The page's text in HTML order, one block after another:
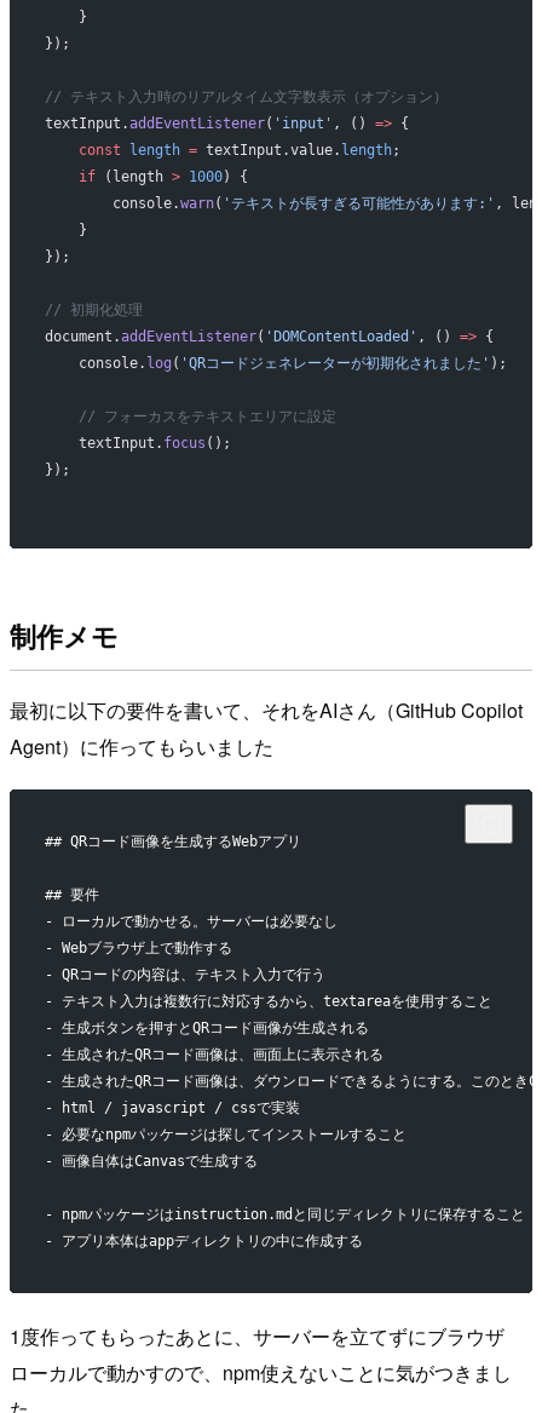
    }
});
// テキスト入力時のリアルタイム文字数表示（オプション）
textInput.addEventListener( 'input' , () => {
    const
length = textInput.value. length;
    if
(length > 1000) {
        console.
warn( 'テキストが長すぎる可能性があります:' ,
    }
});
// 初期化処理
document.addEventListener( 'DOMContentLoaded' , () => {
    console.
log ( 'QRコードジェネレーターが初期化されました' );
    // フォーカスをテキストエリアに設定
    textInput.
focus ();
});
制作メモ
最初に以下の要件を書いて、それをAIさん（GitHub Copilot
Agent）に作ってもらいました
## QRコード画像を生成するWebアプリ
## 要件
- ローカルで動かせる。サーバーは必要なし
- Webブラウザ上で動作する
- QRコードの内容は、テキスト入力で行う
- テキスト入力は複数行に対応するから、textareaを使用すること
- 生成ボタンを押すとQRコード画像が生成される
- 生成されたQRコード画像は、画面上に表示される
- 生成されたQRコード画像は、ダウンロードできるようにする。このとき
- html / javascript / cssで実装
- 必要なnpmパッケージは探してインストールすること
- 画像自体はCanvasで生成する
- npmパッケージはinstruction.mdと同じディレクトリに保存すること
- アプリ本体はappディレクトリの中に作成する
1度作ってもらったあとに、サーバーを立てずにブラウザ
ローカルで動かすので、npm使えないことに気がつきまし